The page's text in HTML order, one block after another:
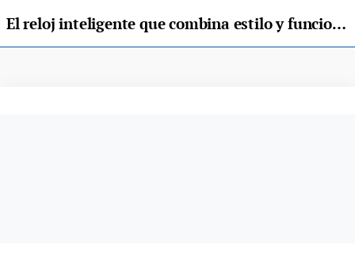
El reloj inteligente que combina estilo y funcionalidad